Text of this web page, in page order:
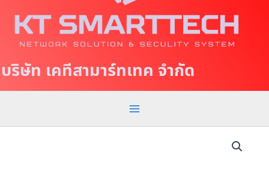
eบริษัท เคทีสามาร์ทเทค จำกัด
M
e